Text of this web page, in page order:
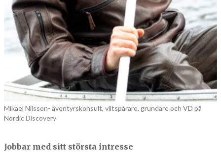
Mikael Nilsson- äventyrskonsult, viltspårare, grundare och VD på
Nordic Discovery
Job­bar med sitt störs­ta intresse